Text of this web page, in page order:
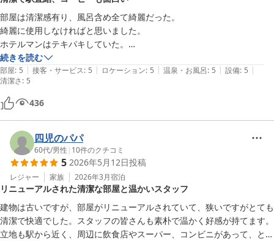
部屋は清潔感有り、風呂含め全て綺麗だった。
綺麗に使用しなければと思いました。
ホテルマンはテキパキしていた。
ロケーション良く中浦和駅に直結同様。
二階にバーミヤンあり便利。
これなら、北関東出張時に拠点として考えたい。
面白かったのは、コーヒーだ。カップに表面張力になる様注がれる。ド
キドキだ。
難点は地獄の埼京線かな、、ピーク時間ずれれば良し。また、泊まりた
続きを読む
部屋: 5 | 接客・サービス: 5 | ロケーション: 5 | 温泉・お風呂: 5 | 設備: 5 |
清潔さ: 5
436
四児のパパ
60代/男性 | 10件のクチコミ
5 2026年5月12日投稿
レジャー 家族 2026年3月宿泊
リニューアルされた清潔な部屋と温かいスタッフ
建物は古いですが、部屋がリニューアルされていて、狭いですがとても
清潔で快適でした。スタッフの皆さんも素朴で温かく好感が持てます。
立地も駅から近く、周辺に飲食店やスーパー、コンビニがあって、とて